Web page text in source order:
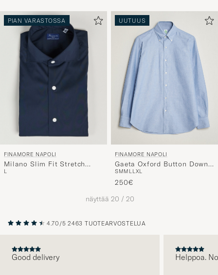
PIAN VARASTOSSA
FINAMORE NAPOLI
Milano Slim Fit Stretch
Shirt Navy
L
UUTUUS
FINAMORE NAPOLI
Gaeta Oxford Button Down
Shirt Light Blue
SMM LLXL
250€
näyttää 20 / 20
4.70/5 2463 TUOTEARVOSTELUA
Good delivery Helppoa.